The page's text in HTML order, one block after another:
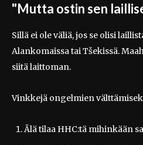
"Mutta ostin sen
Sillä ei ole väliä, jos se olisi
Alankomaissa tai Tšekissä.
siitä laittoman.
Vinkkejä ongelmien
Älä tilaa HHC:tä mihinkään